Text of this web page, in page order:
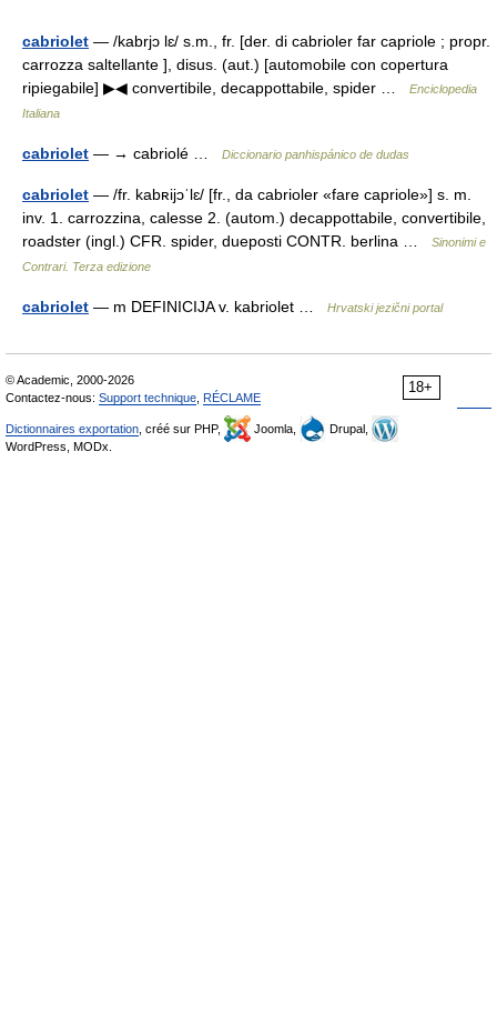
cabriolet — /kabrjɔ lɛ/ s.m., fr. [der. di cabrioler far capriole ; propr.
carrozza saltellante ], disus. (aut.) [automobile con copertura
ripiegabile] ▶◀ convertibile, decappottabile, spider …
Enciclopedia
Italiana
cabriolet — → cabriolé … Diccionario panhispánico de dudas
cabriolet — /fr. kabʀijɔˈlɛ/ [fr., da cabrioler «fare capriole»] s. m.
inv. 1. carrozzina, calesse 2. (autom.) decappottabile, convertibile,
roadster (ingl.) CFR. spider, dueposti CONTR. berlina …
Sinonimi e
Contrari. Terza edizione
cabriolet — m DEFINICIJA v. kabriolet … Hrvatski jezični portal
18+
© Academic, 2000-2026
Contactez-nous: Support technique RÉCLAME
Dictionnaires exportation , créé sur PHP, Joomla,
Drupal,
WordPress, MODx.